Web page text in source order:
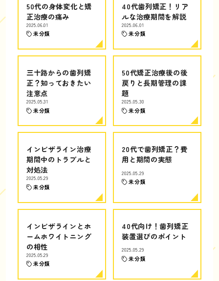
50代の身体変化と矯
正治療の痛み
2025.06.01
未分類
40代歯列矯正！リア
ルな治療期間を解説
2025.06.01
未分類
三十路からの歯列矯
正？知っておきたい
注意点
2025.05.31
未分類
50代矯正治療後の後
戻りと長期管理の課
題
2025.05.30
未分類
インビザライン治療
期間中のトラブルと
対処法
2025.05.29
未分類
20代で歯列矯正？費
用と期間の実態
2025.05.29
未分類
インビザラインとホ
ームホワイトニング
の相性
2025.05.29
未分類
40代向け！歯列矯正
装置選びのポイント
2025.05.29
未分類